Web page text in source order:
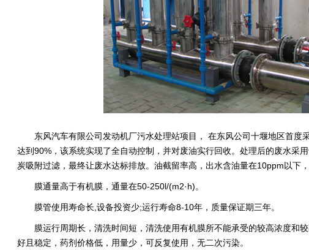
东风汽车有限公司发动机厂污水处理站项目， 在东风公司十堰地区首度
达到90%，该系统实现了全自动控制，并对废油实行回收。处理后的废水采
炭吸附过滤，最终让废水达标排放。油截留率高，出水含油量在10ppm以下，
膜通量高于有机膜，通量在50-250l/(m2·h)。
膜管使用寿命长,设备投资少;运行寿命8-10年，质量保证期三年。
膜运行周期长，清洗时间短，清洗使用有机膜所不能承受的较高浓度和
好且稳定，药剂价格低，用量少，可反复使用，无二次污染。